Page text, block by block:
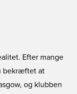
Efter mange
bekræftet at
og klubben